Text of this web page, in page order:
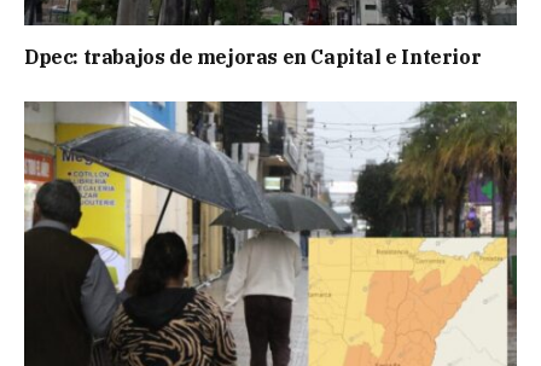
Dpec: trabajos de mejoras en Capital e Interior